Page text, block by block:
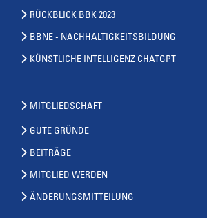
RÜCKBLICK BBK 2023
BBNE - NACHHALTIGKEITSBILDUNG
KÜNSTLICHE INTELLIGENZ CHATGPT
MITGLIEDSCHAFT
GUTE GRÜNDE
BEITRÄGE
MITGLIED WERDEN
ÄNDERUNGSMITTEILUNG